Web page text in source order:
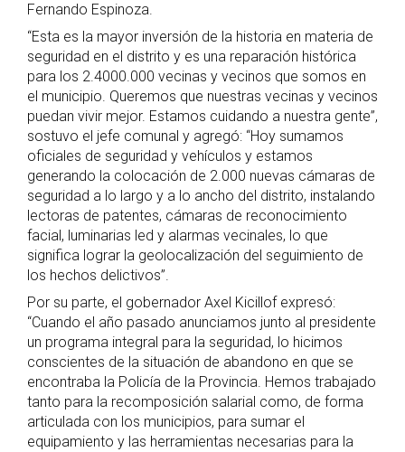
Fernando Espinoza.
“Esta es la mayor inversión de la historia en materia de
seguridad en el distrito y es una reparación histórica
para los 2.4000.000 vecinas y vecinos que somos en
el municipio. Queremos que nuestras vecinas y vecinos
puedan vivir mejor. Estamos cuidando a nuestra gente”,
sostuvo el jefe comunal y agregó: “Hoy sumamos
oficiales de seguridad y vehículos y estamos
generando la colocación de 2.000 nuevas cámaras de
seguridad a lo largo y a lo ancho del distrito, instalando
lectoras de patentes, cámaras de reconocimiento
facial, luminarias led y alarmas vecinales, lo que
significa lograr la geolocalización del seguimiento de
los hechos delictivos”.
Por su parte, el gobernador Axel Kicillof expresó:
“Cuando el año pasado anunciamos junto al presidente
un programa integral para la seguridad, lo hicimos
conscientes de la situación de abandono en que se
encontraba la Policía de la Provincia. Hemos trabajado
tanto para la recomposición salarial como, de forma
articulada con los municipios, para sumar el
equipamiento y las herramientas necesarias para la